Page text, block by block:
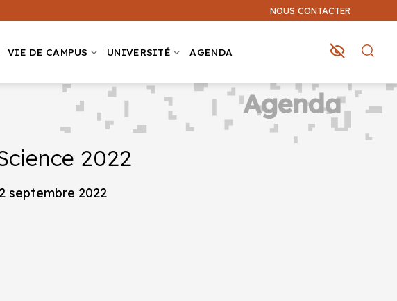
NOUS CONTACTER
VIE DE CAMPUS UNIVERSITÉ AGENDA
? 2022
septembre 2022
Agenda